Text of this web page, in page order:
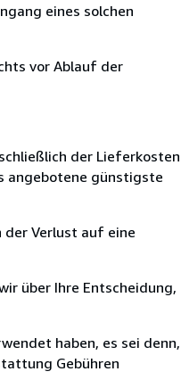
eines solchen
vor Ablauf der
der Lieferkosten
angebotene günstigste
Verlust auf eine
über Ihre Entscheidung,
haben, es sei denn,
Gebühren